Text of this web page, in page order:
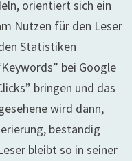
orientiert sich ein
Nutzen für den Leser
Statistiken
bei Google
bringen und das
wird dann,
beständig
bleibt so in seiner